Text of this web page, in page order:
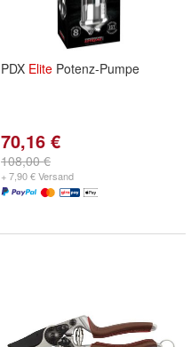
PDX Elite Potenz-Pumpe
70,16 €
108,00 €
+ 7,90 € Versand